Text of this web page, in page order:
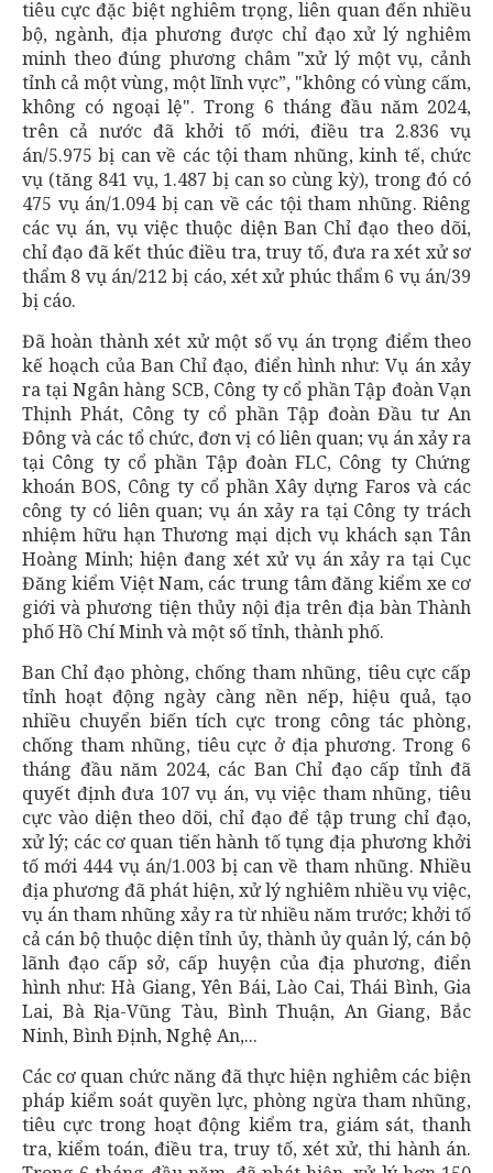
tiêu cực đặc biệt nghiêm trọng, liên quan đến nhiều
bộ, ngành, địa phương được chỉ đạo xử lý nghiêm
minh theo đúng phương châm "xử lý một vụ, cảnh
tỉnh cả một vùng, một lĩnh vực”, "không có vùng cấm,
không có ngoại lệ". Trong 6 tháng đầu năm 2024,
trên cả nước đã khởi tố mới, điều tra 2.836 vụ
án/5.975 bị can về các tội tham nhũng, kinh tế, chức
vụ (tăng 841 vụ, 1.487 bị can so cùng kỳ), trong đó có
475 vụ án/1.094 bị can về các tội tham nhũng. Riêng
các vụ án, vụ việc thuộc diện Ban Chỉ đạo theo dõi,
chỉ đạo đã kết thúc điều tra, truy tố, đưa ra xét xử sơ
thẩm 8 vụ án/212 bị cáo, xét xử phúc thẩm 6 vụ án/39
bị cáo.
Đã hoàn thành xét xử một số vụ án trọng điểm theo
kế hoạch của Ban Chỉ đạo, điển hình như: Vụ án xảy
ra tại Ngân hàng SCB, Công ty cổ phần Tập đoàn Vạn
Thịnh Phát, Công ty cổ phần Tập đoàn Đầu tư An
Đông và các tổ chức, đơn vị có liên quan; vụ án xảy ra
tại Công ty cổ phần Tập đoàn FLC, Công ty Chứng
khoán BOS, Công ty cổ phần Xây dựng Faros và các
công ty có liên quan; vụ án xảy ra tại Công ty trách
nhiệm hữu hạn Thương mại dịch vụ khách sạn Tân
Hoàng Minh; hiện đang xét xử vụ án xảy ra tại Cục
Đăng kiểm Việt Nam, các trung tâm đăng kiểm xe cơ
giới và phương tiện thủy nội địa trên địa bàn Thành
phố Hồ Chí Minh và một số tỉnh, thành phố.
Ban Chỉ đạo phòng, chống tham nhũng, tiêu cực cấp
tỉnh hoạt động ngày càng nền nếp, hiệu quả, tạo
nhiều chuyển biến tích cực trong công tác phòng,
chống tham nhũng, tiêu cực ở địa phương. Trong 6
tháng đầu năm 2024, các Ban Chỉ đạo cấp tỉnh đã
quyết định đưa 107 vụ án, vụ việc tham nhũng, tiêu
cực vào diện theo dõi, chỉ đạo để tập trung chỉ đạo,
xử lý; các cơ quan tiến hành tố tụng địa phương khởi
tố mới 444 vụ án/1.003 bị can về tham nhũng. Nhiều
địa phương đã phát hiện, xử lý nghiêm nhiều vụ việc,
vụ án tham nhũng xảy ra từ nhiều năm trước; khởi tố
cả cán bộ thuộc diện tỉnh ủy, thành ủy quản lý, cán bộ
lãnh đạo cấp sở, cấp huyện của địa phương, điển
hình như: Hà Giang, Yên Bái, Lào Cai, Thái Bình, Gia
Lai, Bà Rịa-Vũng Tàu, Bình Thuận, An Giang, Bắc
Ninh, Bình Định, Nghệ An,...
Các cơ quan chức năng đã thực hiện nghiêm các biện
pháp kiểm soát quyền lực, phòng ngừa tham nhũng,
tiêu cực trong hoạt động kiểm tra, giám sát, thanh
tra, kiểm toán, điều tra, truy tố, xét xử, thi hành án.